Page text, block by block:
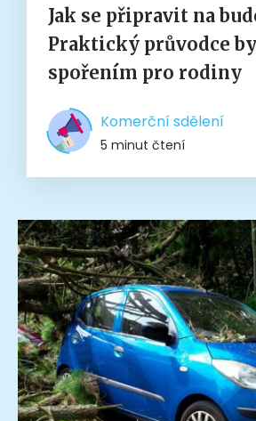
Jak se připravit na
Praktický průvodce
spořením pro rodiny
Komerční sdělení
5 minut čtení